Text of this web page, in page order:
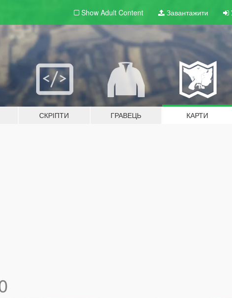
Show Adult Content Завантажити
СКРІПТИ ГРАВЕЦЬ КАРТИ